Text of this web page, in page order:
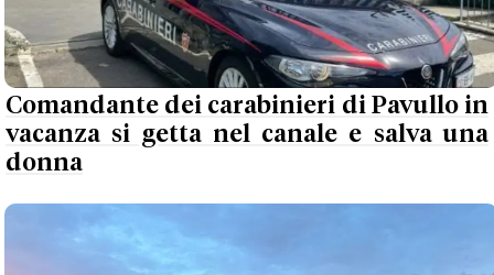
Comandante dei carabinieri di Pavullo in
vacanza si getta nel canale e salva una
donna